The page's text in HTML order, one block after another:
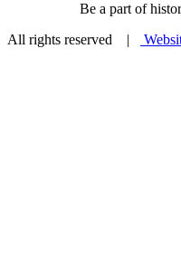
Be a part of
rights reserved |